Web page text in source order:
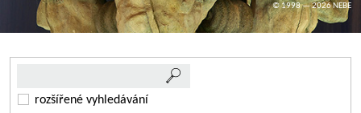
© 1998 — 2026 NEBE
rozšířené vyhledávání